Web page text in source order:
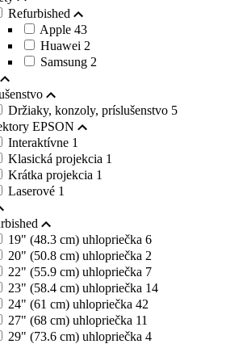
Refurbished
Apple 43
Huawei 2
Samsung 2
Držiaky, konzoly, príslušenstvo 5
EPSON
Interaktívne 1
Klasická projekcia 1
Krátka projekcia 1
Laserové 1
19" (48.3 cm) uhlopriečka 6
20" (50.8 cm) uhlopriečka 2
22" (55.9 cm) uhlopriečka 7
23" (58.4 cm) uhlopriečka 14
24" (61 cm) uhlopriečka 42
27" (68 cm) uhlopriečka 11
29" (73.6 cm) uhlopriečka 4